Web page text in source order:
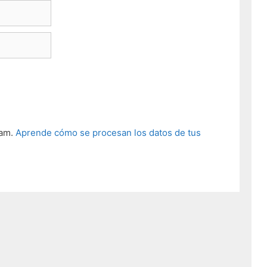
Aprende cómo se procesan los datos de tus